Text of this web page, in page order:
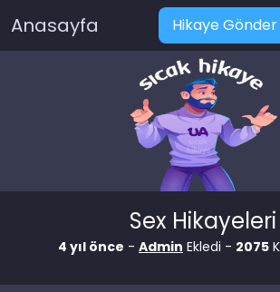
Anasayfa Hikaye Gönder
Sex Hikayeleri
4 yıl önce - Admin Ekledi - 2075